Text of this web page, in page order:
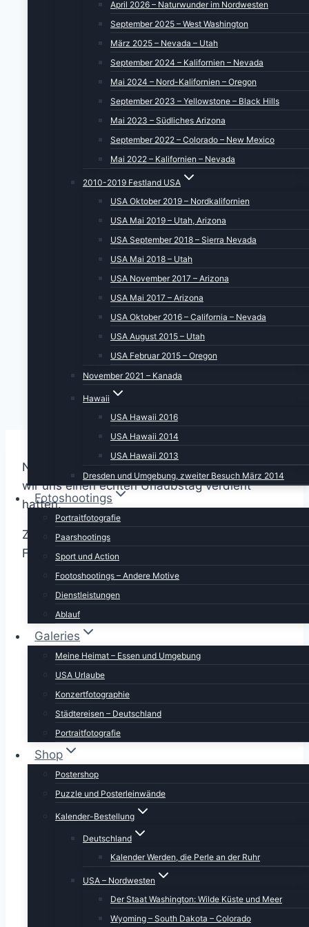
April 2026 – Naturwunder im Nordwesten
September 2025 – West Washington
März 2025 – Nevada – Utah
September 2024 – Kalifornien – Nevada
Mai 2024 – Nord-Kalifornien – Oregon
September 2023 – Yellowstone – Black Hills
Mai 2023 – Südliches Arizona
September 2022 – Colorado – New Mexico
Mai 2022 – Kalifornien – Nevada
2010-2019 Festland USA
USA Oktober 2019 – Nordkalifornien
USA Mai 2019 – Utah, Arizona
USA September 2018 – Sierra Nevada
USA Mai 2018 – Utah
USA November 2017 – Arizona
USA Mai 2017 – Arizona
USA Oktober 2016 – California – Nevada
USA August 2015 – Utah
USA Februar 2015 – Oregon
November 2021 – Kanada
Hawaii
USA Hawaii 2016
USA Hawaii 2014
USA Hawaii 2013
Dresden und Umgebung, zweiter Besuch März 2014
Fotoshootings
Portraitfotografie
Paarshootings
Sport und Action
Footoshootings – Andere Motive
Dienstleistungen
Ablauf
Galeries
Meine Heimat – Essen und Umgebung
USA Urlaube
Konzertfotographie
Städtereisen – Deutschland
Portraitfotografie
Shop
Postershop
Puzzle und Posterleinwände
Kalender-Bestellung
Deutschland
Kalender Werden, die Perle an der Ruhr
USA – Nordwesten
Der Staat Washington: Wilde Küste und Meer
Wyoming – South Dakota – Colorado
Nach den gestrigen Strapazen fanden wir, dass
wir uns einen echten Urlaubstag verdient
hatten.
Zuerst aber ein ausgiebiges und gesundes
Frühstück.